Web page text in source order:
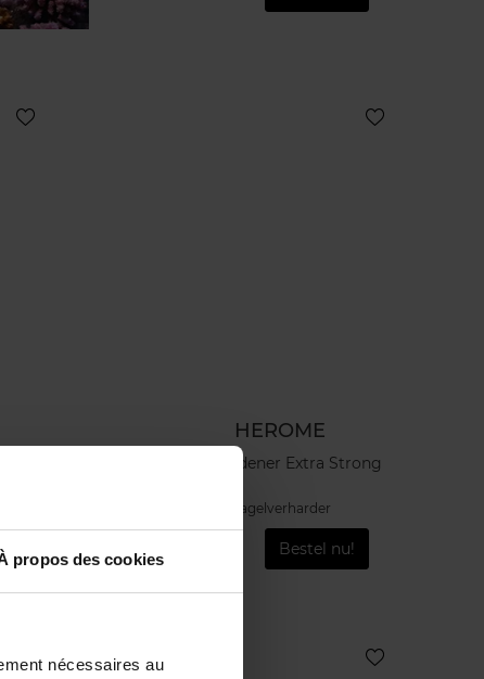
propos des cookies
nécessaires au
HEROME
Nail Hardener Extra Strong
Nagelverharder
Bestel nu!